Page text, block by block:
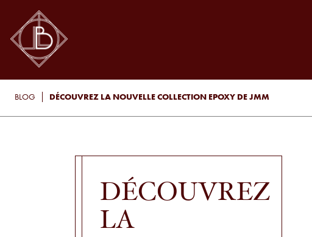
BLOG DÉCOUVREZ LA NOUVELLE COLLECTION EPOXY DE JMM
DÉCOUVREZ
LA